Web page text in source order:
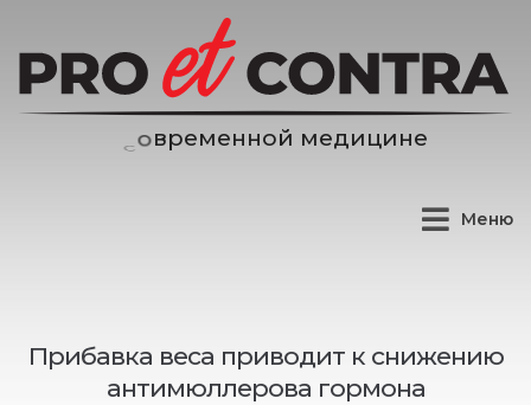
менной медицине
Меню
Прибавка веса приводит к снижению
антимюллерова гормона